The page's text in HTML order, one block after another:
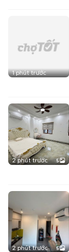
1 phút trước
2 phút trước 5
2 phút trước 5